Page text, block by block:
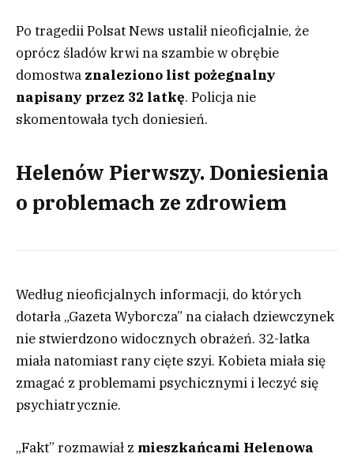
Po tragedii Polsat News ustalił nieoficjalnie, że
oprócz śladów krwi na szambie w obrębie
domostwa znaleziono list pożegnalny
napisany przez 32 latkę. Policja nie
skomentowała tych doniesień.
Helenów Pierwszy. Doniesienia
o problemach ze zdrowiem
Według nieoficjalnych informacji, do których
dotarła „Gazeta Wyborcza” na ciałach dziewczynek
nie stwierdzono widocznych obrażeń. 32-latka
miała natomiast rany cięte szyi. Kobieta miała się
zmagać z problemami psychicznymi i leczyć się
psychiatrycznie.
„Fakt” rozmawiał z mieszkańcami Helenowa